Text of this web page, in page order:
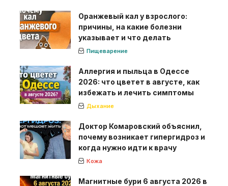
Оранжевый кал у взрослого:
причины, на какие болезни
указывает и что делать
Пищеварение
Аллергия и пыльца в Одессе
2026: что цветет в августе, как
избежать и лечить симптомы
Дыхание
Доктор Комаровский объяснил,
почему возникает гипергидроз и
когда нужно идти к врачу
Кожа
Магнитные бури 6 августа 2026 в